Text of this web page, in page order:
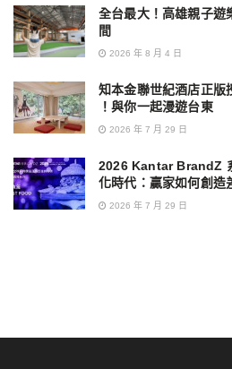
全台最大！高雄親子遊
間
2026 年 8 月 4 日
知本金聯世紀酒店正版
！與你一起漫遊台東
2026 年 7 月 29 日
2026 Kantar BrandZ
化時代：贏家如何創造
2026 年 7 月 29 日